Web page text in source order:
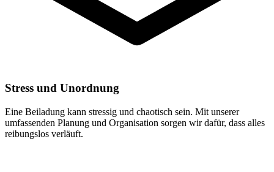
Stress und Unordnung
Eine Beiladung kann stressig und chaotisch sein. Mit unserer
umfassenden Planung und Organisation sorgen wir dafür, dass alles
reibungslos verläuft.